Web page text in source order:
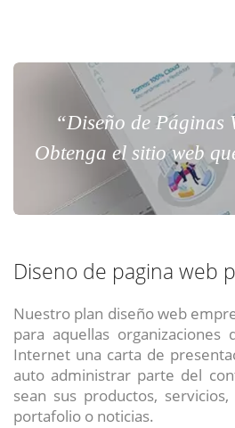
“Diseño de Páginas
Obtenga el sitio web
Diseno de pagina web
Nuestro plan diseño web
para aquellas
Internet una carta de
auto administrar parte del
sean sus productos,
portafolio o noticias.